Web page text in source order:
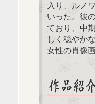
入り、ルノ
いった。彼
ており、中
しく穏やか
女性の肖像